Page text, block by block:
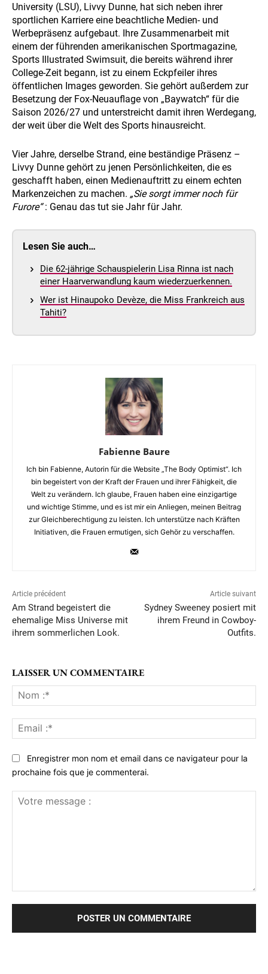
University (LSU), Livvy Dunne, hat sich neben ihrer
sportlichen Karriere eine beachtliche Medien- und
Werbepräsenz aufgebaut. Ihre Zusammenarbeit mit
einem der führenden amerikanischen Sportmagazine,
Sports Illustrated Swimsuit, die bereits während ihrer
College-Zeit begann, ist zu einem Eckpfeiler ihres
öffentlichen Images geworden. Sie gehört außerdem zur
Besetzung der Fox-Neuauflage von „Baywatch“ für die
Saison 2026/27 und unterstreicht damit ihren Werdegang,
der weit über die Welt des Sports hinausreicht.
Vier Jahre, derselbe Strand, eine beständige Präsenz –
Livvy Dunne gehört zu jenen Persönlichkeiten, die es
geschafft haben, einen Medienauftritt zu einem echten
Markenzeichen zu machen. „Sie sorgt immer noch für
Furore“: Genau das tut sie Jahr für Jahr.
Lesen Sie auch…
Die 62-jährige Schauspielerin Lisa Rinna ist nach
einer Haarverwandlung kaum wiederzuerkennen.
Wer ist Hinaupoko Devèze, die Miss Frankreich aus
Tahiti?
Fabienne Baure
Ich bin Fabienne, Autorin für die Website „The Body Optimist“. Ich
bin begeistert von der Kraft der Frauen und ihrer Fähigkeit, die
Welt zu verändern. Ich glaube, Frauen haben eine einzigartige
und wichtige Stimme, und es ist mir ein Anliegen, meinen Beitrag
zur Gleichberechtigung zu leisten. Ich unterstütze nach Kräften
Initiativen, die Frauen ermutigen, sich Gehör zu verschaffen.
Article précédent
Am Strand begeistert die
ehemalige Miss Universe mit
ihrem sommerlichen Look.
Article suivant
Sydney Sweeney posiert mit
ihrem Freund in Cowboy-
Outfits.
LAISSER UN COMMENTAIRE
:*
:*
Enregistrer mon nom et email dans ce navigateur pour la
prochaine fois que je commenterai.